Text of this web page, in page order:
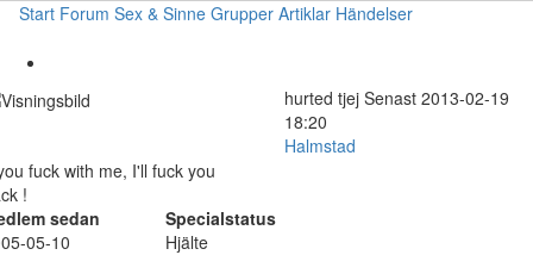
Start Forum Sex & Sinne Grupper Artiklar Händelser
hurted tjej Senast 2013-02-19
18:20
Halmstad
fuck with me, I'll fuck you
!
sedan
Specialstatus
05-10
Hjälte